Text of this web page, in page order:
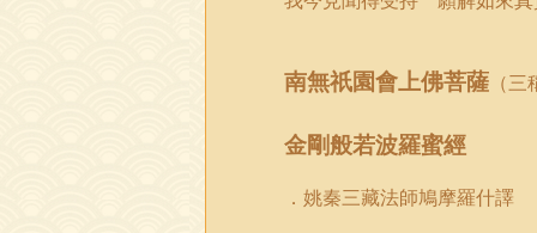
南無祇園會上佛菩薩 （三
金剛般若波羅蜜經
． 姚秦三藏法師鳩摩羅什譯